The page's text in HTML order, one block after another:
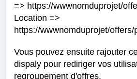
=> https://wwwnomduprojet/
Location =>
https://wwwnomduprojet/offers/
Vous pouvez ensuite rajouter
dispaly pour rediriger vos
regroupement d'offres.